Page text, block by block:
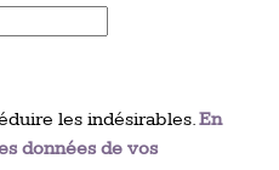
les indésirables.En
données de vos